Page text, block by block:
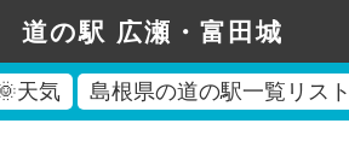
道の駅 広瀬・富田城
天気 島根県の道の駅一覧リス